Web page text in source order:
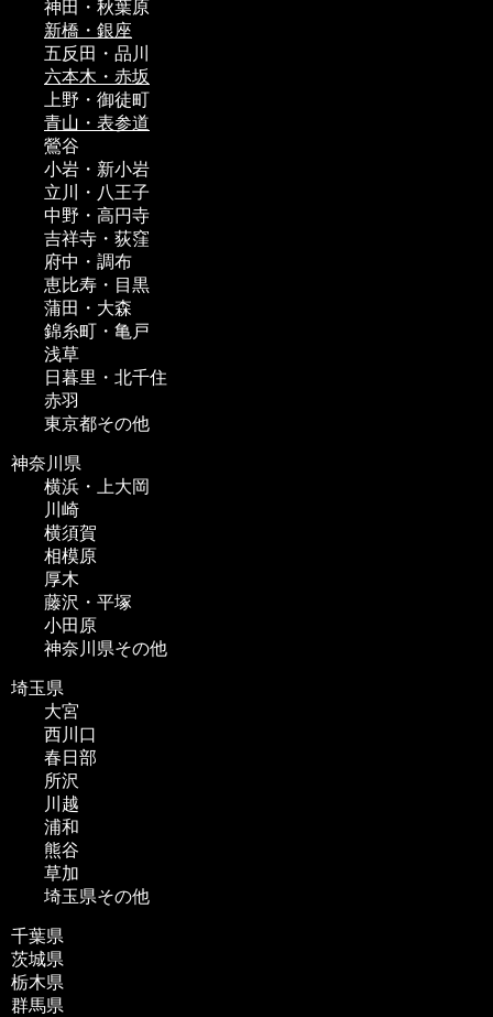
神田・秋葉原
新橋・銀座
五反田・品川
六本木・赤坂
上野・御徒町
青山・表参道
鶯谷
小岩・新小岩
立川・八王子
中野・高円寺
吉祥寺・荻窪
府中・調布
恵比寿・目黒
蒲田・大森
錦糸町・亀戸
浅草
日暮里・北千住
赤羽
東京都その他
神奈川県
横浜・上大岡
川崎
横須賀
相模原
厚木
藤沢・平塚
小田原
神奈川県その他
埼玉県
大宮
西川口
春日部
所沢
川越
浦和
熊谷
草加
埼玉県その他
千葉県
茨城県
栃木県
群馬県